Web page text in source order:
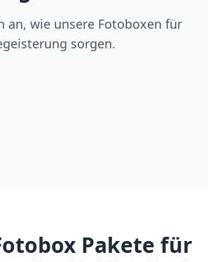
an, wie unsere Fotoboxen für
sorgen.
Pakete für